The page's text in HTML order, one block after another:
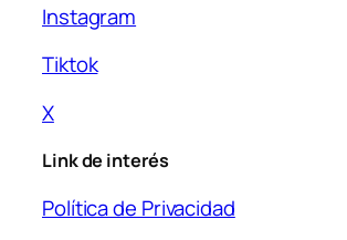
Instagram
Tiktok
X
Link de interés
Política de Privacidad